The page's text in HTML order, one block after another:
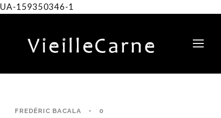
UA-159350346-1
FREDÉRIC BACALA • 0